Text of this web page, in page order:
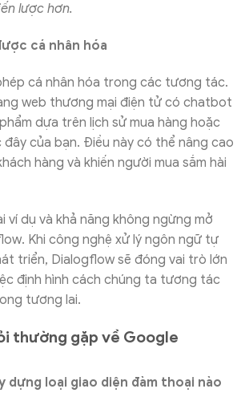
lược hơn.
cá nhân hóa
cá nhân hóa trong các tương tác.
web thương mại điện tử có chatbot
dựa trên lịch sử mua hàng hoặc
của bạn. Điều này có thể nâng cao
hàng và khiến người mua sắm hài
ví dụ và khả năng không ngừng mở
Khi công nghệ xử lý ngôn ngữ tự
triển, Dialogflow sẽ đóng vai trò lớn
định hình cách chúng ta tương tác
tương lai.
thường gặp về Google
dựng loại giao diện đàm thoại nào